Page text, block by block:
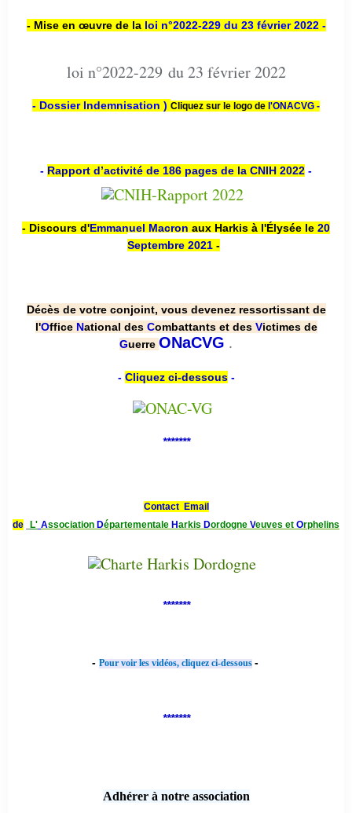
- Mise en œuvre de la loi n°2022-229 du 23 février 2022 -
loi n°2022-229 du 23 février 2022
- Dossier Indemnisation ) Cliquez sur le logo de l'ONACVG -
- Rapport d’activité de 186 pages de la CNIH 2022 -
- Discours d'Emmanuel Macron aux Harkis à l'Élysée le 20
Septembre 2021 -
Décès de votre conjoint, vous devenez ressortissant de
l'Office National des Combattants et des Victimes de
Guerre ONaCVG .
- Cliquez ci-dessous-
*******
Contact Email
de
L' Association Départementale Harkis Dordogne Veuves et Orphelins
*******
- Pour voir les vidéos, cliquez ci-dessous -
*******
Adhérer à notre association